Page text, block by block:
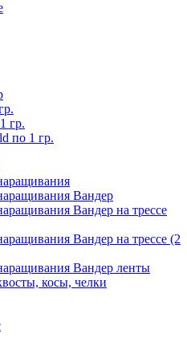
гр.
по 1 гр.
Вандер
Вандер на трессе
Вандер на трессе (2
Вандер ленты
косы, челки